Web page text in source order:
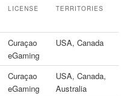
LICENSE TERRITORIES
Curaçao
eGaming
USA, Canada
Curaçao
eGaming
USA, Canada,
Australia